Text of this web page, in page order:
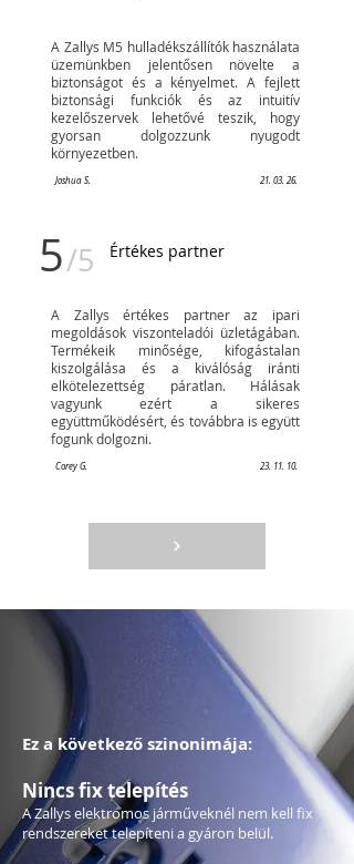
A Zallys M5 hulladékszállítók használata
üzemünkben jelentősen növelte a
biztonságot és a kényelmet. A fejlett
biztonsági funkciók és az intuitív
kezelőszervek lehetővé teszik, hogy
gyorsan dolgozzunk nyugodt
környezetben.
Joshua S. 21. 03. 26.
Értékes partner
/5
5
A Zallys értékes partner az ipari
megoldások viszonteladói üzletágában.
Termékeik minősége, kifogástalan
kiszolgálása és a kiválóság iránti
elkötelezettség páratlan. Hálásak
vagyunk ezért a sikeres
együttműködésért, és továbbra is együtt
fogunk dolgozni.
Corey G. 23. 11. 10.
Ez a következő szinonimája:
Nincs fix telepítés
A Zallys elektromos járműveknél nem kell fix
rendszereket telepíteni a gyáron belül.